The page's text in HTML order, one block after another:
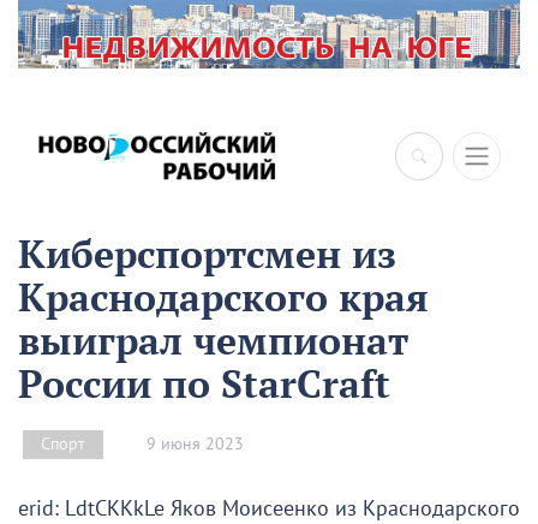
Киберспортсмен из
Краснодарского края
выиграл чемпионат
России по StarCraft
Спорт 9 июня 2023
erid: LdtCKKkLe Яков Моисеенко из Краснодарского